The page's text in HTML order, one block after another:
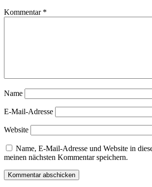
Kommentar *
Name
E-Mail-Adresse
Website
Name, E-Mail-Adresse und Website in
meinen nächsten Kommentar speichern.